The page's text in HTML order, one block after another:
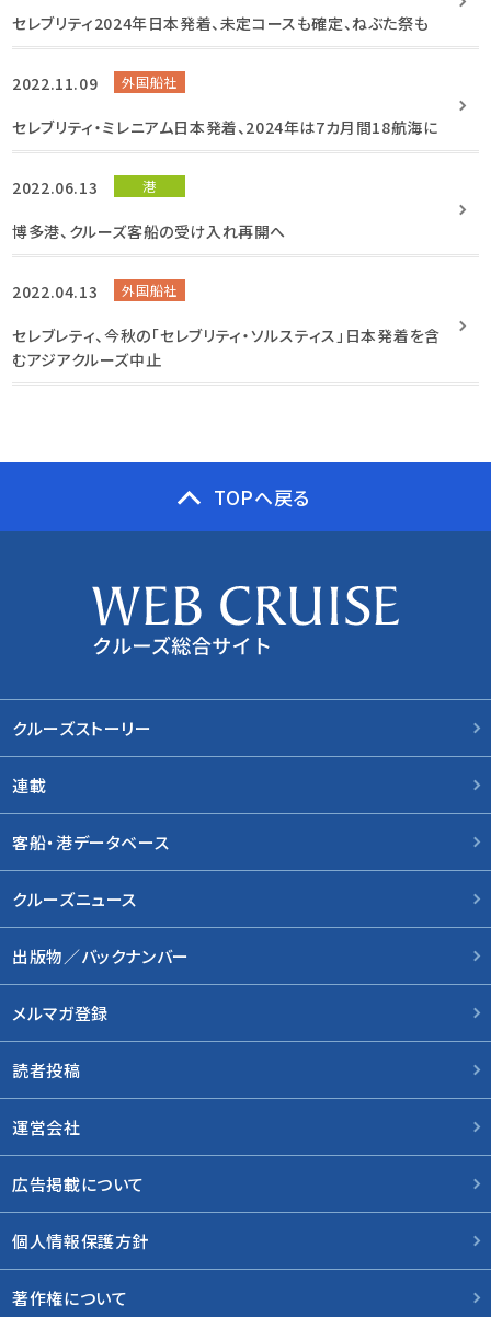
セレブリティ2024年日本発着、未定コースも確定、ねぶた祭も
2022.11.09 外国船社
セレブリティ・ミレニアム日本発着、2024年は7カ月間18航海に
2022.06.13 港
博多港、クルーズ客船の受け入れ再開へ
2022.04.13 外国船社
セレブレティ、今秋の「セレブリティ・ソルスティス」日本発着を含
むアジアクルーズ中止
TOPへ戻る
クルーズストーリー
連載
客船・港データベース
クルーズニュース
出版物／バックナンバー
メルマガ登録
読者投稿
運営会社
広告掲載について
個人情報保護方針
著作権について